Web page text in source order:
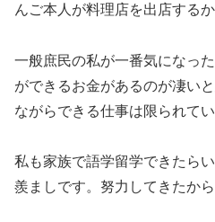
んご本人が料理店を出店する
一般庶民の私が一番気になっ
ができるお金があるのが凄い
ながらできる仕事は限られて
私も家族で語学留学できたら
羨ましです。努力してきたか